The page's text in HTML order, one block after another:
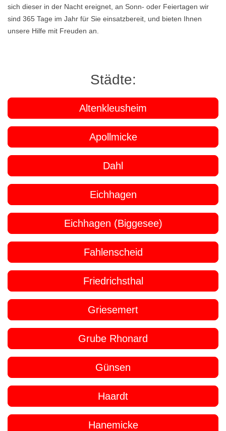
sich dieser in der Nacht ereignet, an Sonn- oder Feiertagen wir
sind 365 Tage im Jahr für Sie einsatzbereit, und bieten Ihnen
unsere Hilfe mit Freuden an.
Städte:
Altenkleusheim
Apollmicke
Dahl
Eichhagen
Eichhagen (Biggesee)
Fahlenscheid
Friedrichsthal
Griesemert
Grube Rhonard
Günsen
Haardt
Hanemicke